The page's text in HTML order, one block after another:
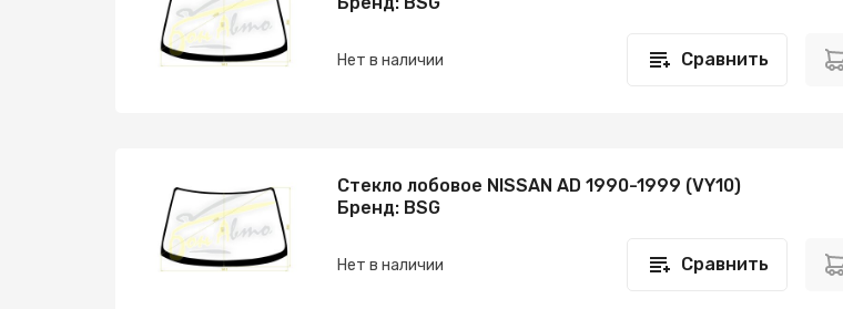
Нет в наличии Сравнить
Стекло лобовое NISSAN AD 1990-1999 (VY10)
Бренд: BSG
Нет в наличии Сравнить